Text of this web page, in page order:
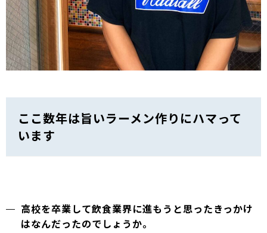
ここ数年は旨いラーメン作りにハマって
います
高校を卒業して飲食業界に進もうと思ったきっかけ
はなんだったのでしょうか。